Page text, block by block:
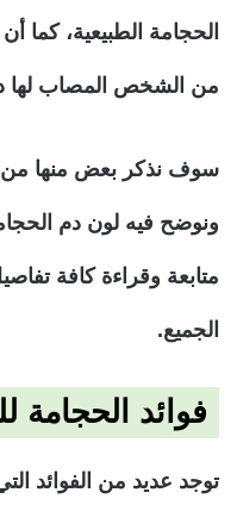
الحجامة الطبيعية، كما
من الشخص المصاب لها
سوف نذكر بعض منها من
ونوضح فيه لون دم
متابعة وقراءة كافة
الجميع.
فوائد الحجامة
توجد عديد من الفوائد